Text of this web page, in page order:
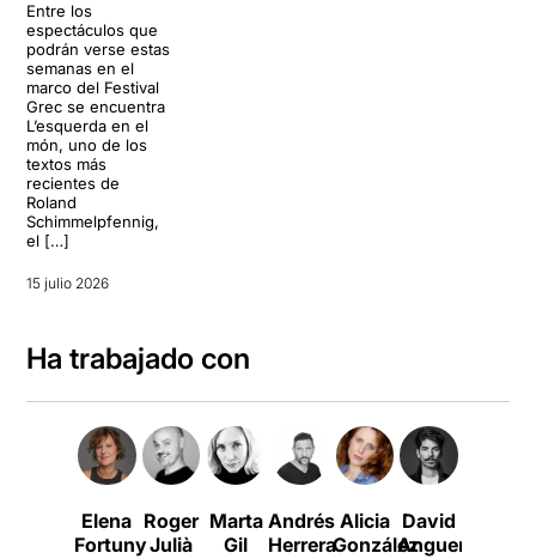
Entre los
espectáculos que
podrán verse estas
semanas en el
marco del Festival
Grec se encuentra
L’esquerda en el
món, uno de los
textos más
recientes de
Roland
Schimmelpfennig,
el […]
15 julio 2026
Ha trabajado con
Elena
Fortuny
Roger
Julià
Marta
Gil
Andrés
Herrera
Alicia
González
David
Anguera